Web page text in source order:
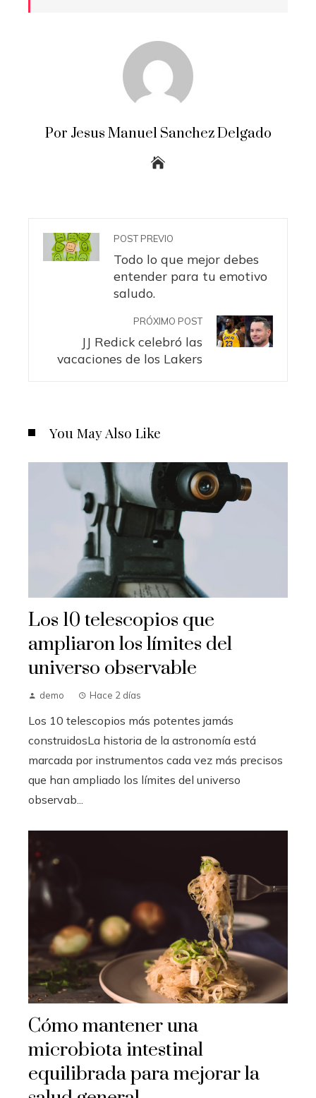
Por Jesus Manuel Sanchez Delgado
POST PREVIO
Todo lo que mejor debes
entender para tu emotivo
saludo.
PRÓXIMO POST
JJ Redick celebró las
vacaciones de los Lakers
You May Also Like
Los 10 telescopios que
ampliaron los límites del
universo observable
demo Hace 2 días
Los 10 telescopios más potentes jamás
construidosLa historia de la astronomía está
marcada por instrumentos cada vez más precisos
que han ampliado los límites del universo
observab...
Cómo mantener una
microbiota intestinal
equilibrada para mejorar la